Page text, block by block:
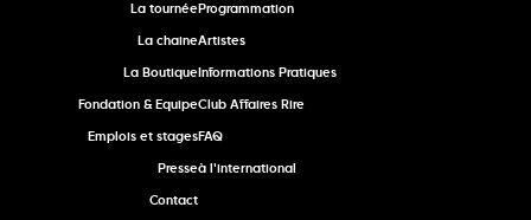
La tournée
La chaine
La Boutique
Fondation & Equipe
Emplois et stages
Presse
Contact
Programmation
Artistes
Informations Pratiques
Club Affaires Rire
FAQ
à l'international